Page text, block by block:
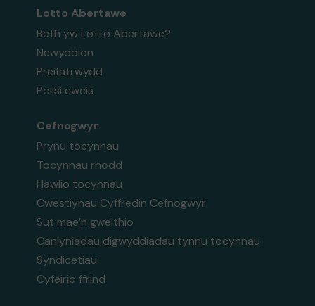
Lotto Abertawe
Beth yw Lotto Abertawe?
Newyddion
Preifatrwydd
Polisi cwcis
Cefnogwyr
Prynu tocynnau
Tocynnau rhodd
Hawlio tocynnau
Cwestiynau Cyffredin Cefnogwyr
Sut mae’n gweithio
Canlyniadau digwyddiadau tynnu tocynnau
Syndicetiau
Cyfeirio ffrind